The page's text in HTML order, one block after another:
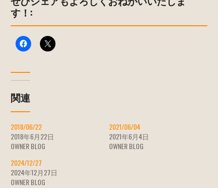
す！:
関連
2018/06/22
2018年6月22日
OWNER BLOG
2021/06/04
2021年6月4日
OWNER BLOG
2024/12/27
2024年12月27日
OWNER BLOG